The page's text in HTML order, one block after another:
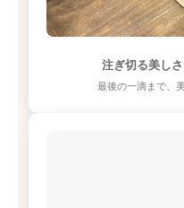
注ぎ切る美し
最後の一滴まで、